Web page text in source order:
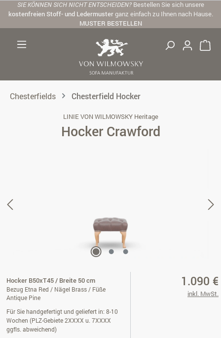
Zum Hauptinhalt springen
SIE KÖNNEN SICH NICHT ENTSCHEIDEN? Bestellen Sie sich unsere
kostenfreien Stoff- und Ledermusterganz einfach zu Ihnen nach Hause.
MUSTER BESTELLEN
Chesterfields Chesterfield Hocker
LINIE VON WILMOWSKY Heritage
Hocker Crawford
Hocker B50xT45 / Breite 50 cm
Bezug Etna Red / Nägel Brass / Füße
Antique Pine
Für Sie handgefertigt und geliefert in: 8-10
Wochen (PLZ-Gebiete 2XXXX u. 7XXXX
ggfls. abweichend)
1.090 €
inkl. MwSt.